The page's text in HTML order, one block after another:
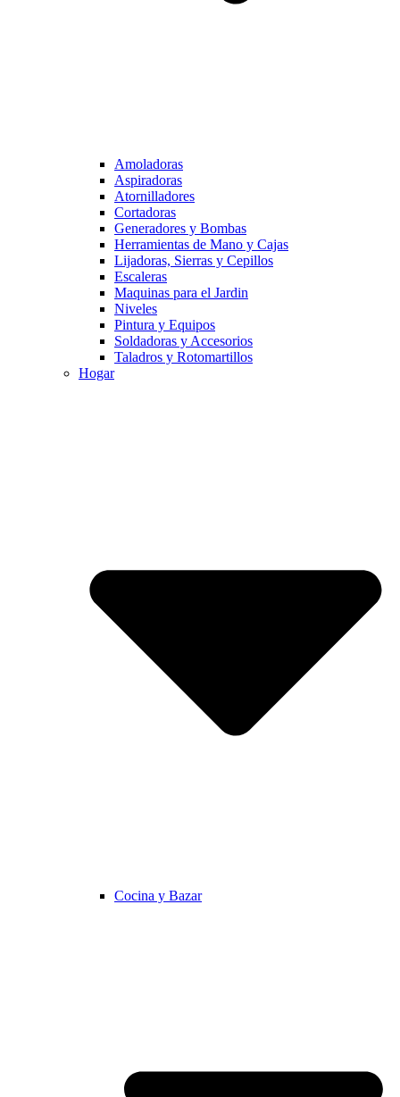
Amoladoras
Aspiradoras
Atornilladores
Cortadoras
Generadores y Bombas
Herramientas de Mano y Cajas
Lijadoras, Sierras y Cepillos
Escaleras
Maquinas para el Jardin
Niveles
Pintura y Equipos
Soldadoras y Accesorios
Taladros y Rotomartillos
Hogar
Cocina y Bazar